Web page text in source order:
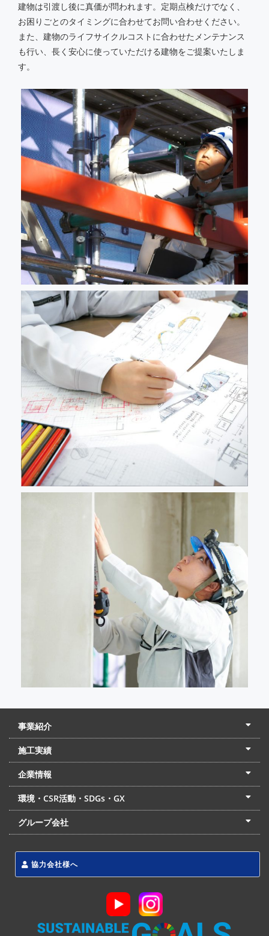
建物は引渡し後に真価が問われます。定期点検だけでなく、
お困りごとのタイミングに合わせてお問い合わせください。
また、建物のライフサイクルコストに合わせたメンテナンス
も行い、長く安心に使っていただける建物をご提案いたしま
す。
事業紹介
土木本部
建築本部
PPP・PFI
リフォーム・リノベーション
中村建設の家
施工実績
土木部門
建築部門
リフォーム部門
住宅部門
名古屋支店
東京支店
企業情報
会社概要
経営理念
沿革
リクルート
最新情報
お問合せ
環境・CSR活動・SDGs・GX
LSS流動化処理工法
CSR・SDGs・GX
発電事業
次世代ZEBオフィス
グループ会社
協力会社様へ